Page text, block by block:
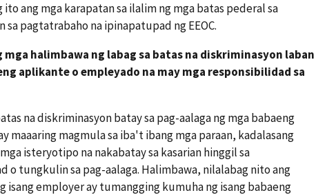
ang mga karapatan sa ilalim ng mga batas pederal sa
sa pagtatrabaho na ipinapatupad ng EEOC.
mga halimbawa ng labag sa batas na diskriminasyon laban
aplikante o empleyado na may mga responsibilidad sa
na diskriminasyon batay sa pag-aalaga ng mga babaeng
maaaring magmula sa iba't ibang mga paraan, kadalasang
isteryotipo na nakabatay sa kasarian hinggil sa
o tungkulin sa pag-aalaga. Halimbawa, nilalabag nito ang
isang employer ay tumangging kumuha ng isang babaeng